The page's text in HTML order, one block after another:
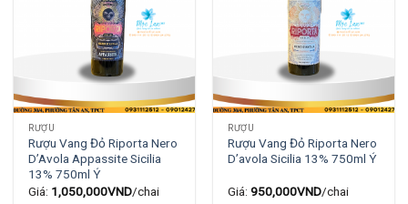
RƯỢU
Rượu Vang Đỏ Riporta Nero
D’Avola Appassite Sicilia
13% 750ml Ý
Giá: 1,050,000VND/chai
RƯỢU
Rượu Vang Đỏ Riporta Nero
D’avola Sicilia 13% 750ml Ý
Giá: 950,000VND/chai